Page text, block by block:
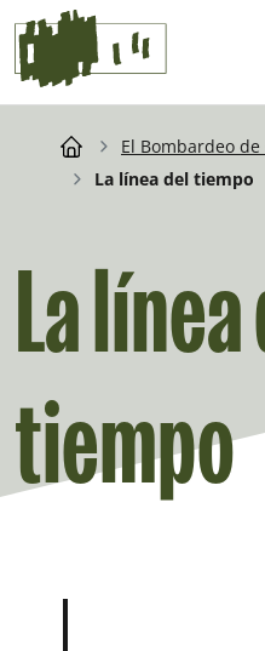
Saltar al contingut
Navegación
Breadcrumb
El Bombardeo de
La línea del tiempo
La
tiempo